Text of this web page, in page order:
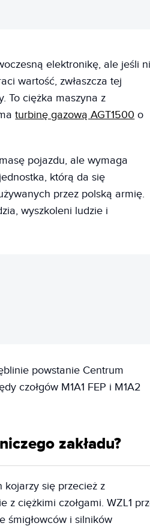
elektronikę, ale jeśli
wartość, zwłaszcza tej
To ciężka maszyna z
turbinę gazową AGT1500 o
pojazdu, ale wymaga
którą da się
przez polską armię.
wyszkoleni ludzie i
powstanie Centrum
czołgów M1A1 FEP i M1A2
zakładu?
się przecież z
z ciężkimi czołgami. WZL1
śmigłowców i silników